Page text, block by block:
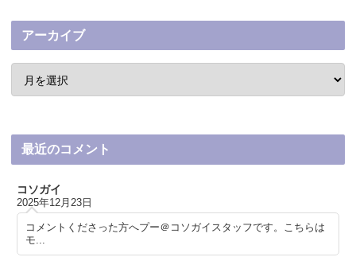
アーカイブ
最近のコメント
コソガイ
2025年12月23日
コメントくださった方へプー＠コソガイスタッフです。こちらは
モ...